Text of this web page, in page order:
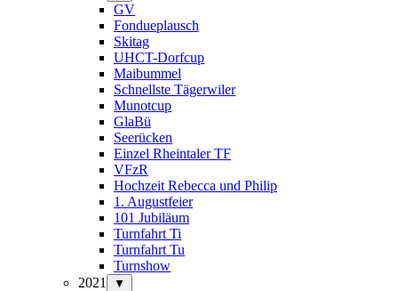
GV
Fondueplausch
Skitag
UHCT-Dorfcup
Maibummel
Schnellste Tägerwiler
Munotcup
GlaBü
Seerücken
Einzel Rheintaler TF
VFzR
Hochzeit Rebecca und Philip
1. Augustfeier
101 Jubiläum
Turnfahrt Ti
Turnfahrt Tu
Turnshow
2021
▼